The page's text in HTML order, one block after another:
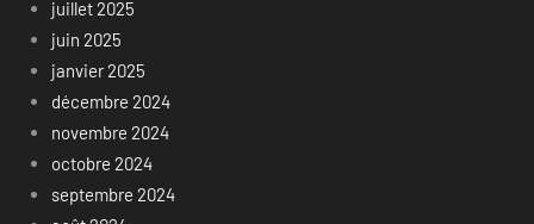
juillet 2025
juin 2025
janvier 2025
décembre 2024
novembre 2024
octobre 2024
septembre 2024